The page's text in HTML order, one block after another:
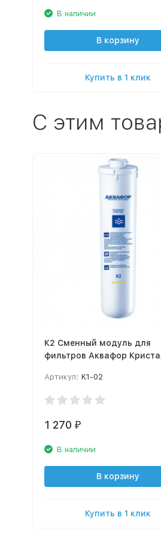
В наличии
В корзину
Купить в 1 клик
C этим
К2 Cменный модуль для
фильтров Аквафор
Артикул: K1-02
1 270 ₽
В наличии
В корзину
Купить в 1 клик